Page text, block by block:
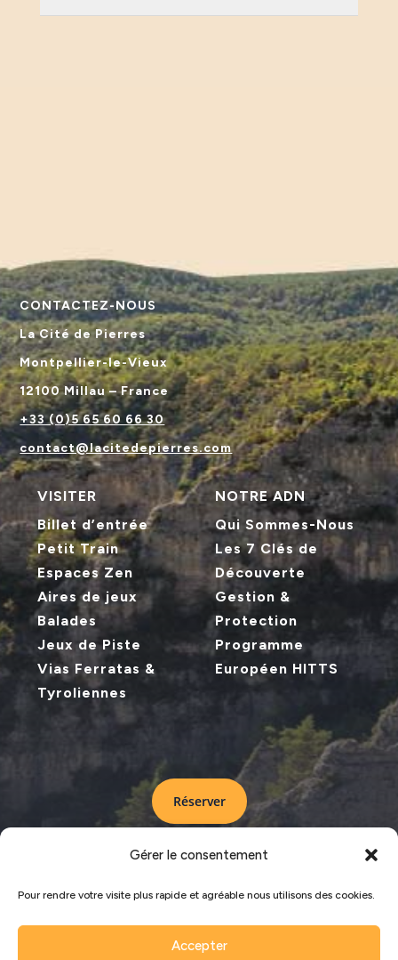
Gérer le consentement
Pour rendre votre visite plus rapide et agréable nous utilisons des cookies.
Accepter
CONTACTEZ-NOUS
La Cité de Pierres
Montpellier-le-Vieux
12100 Millau – France
+33 (0)5 65 60 66 30
contact@lacitedepierres.com
VISITER
Billet d’entrée
Petit Train
Espaces Zen
Aires de jeux
Balades
Jeux de Piste
Vias Ferratas &
Tyroliennes
NOTRE ADN
Qui Sommes-Nous
Les 7 Clés de
Découverte
Gestion &
Protection
Programme
Européen HITTS
Réserver
MENTIONS LEGALES–PLAN DU SITE